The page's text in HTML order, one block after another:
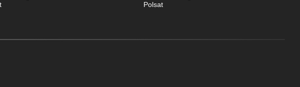
Polsat